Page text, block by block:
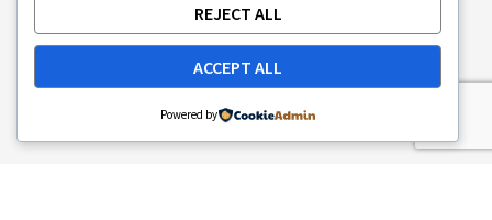
Publishing Principles
Ethics Policy
Corrections Policy
Feedback Policy
Ownership & Funding
Tag map
REJECT ALL
ACCEPT ALL
Powered by